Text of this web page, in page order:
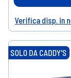
Help
Verifica disp. in
SOLO DA CADDY'S